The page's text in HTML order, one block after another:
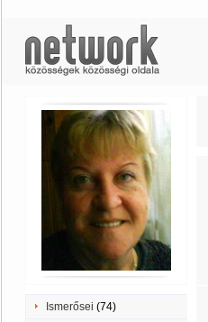
Ismerősei (74)